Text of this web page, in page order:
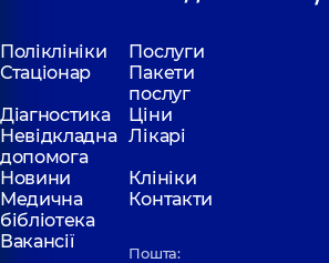
Поліклініки
Послуги
Стаціонар
Пакети
послуг
Діагностика
Ціни
Невідкладна
допомога
Лікарі
Новини
Клініки
Медична
бібліотека
Контакти
Вакансії
Пошта: